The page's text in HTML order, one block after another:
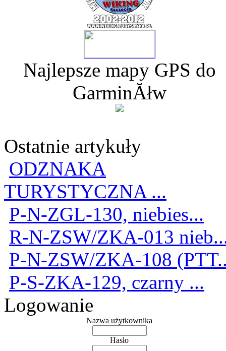
Najlepsze mapy GPS do
GarminĂłw
Ostatnie artykuły
ODZNAKA
TURYSTYCZNA ...
P-N-ZGL-130, niebies...
R-N-ZSW/ZKA-013
P-N-ZSW/ZKA-108
P-S-ZKA-129, czarny ...
Logowanie
Nazwa użytkownika
Hasło